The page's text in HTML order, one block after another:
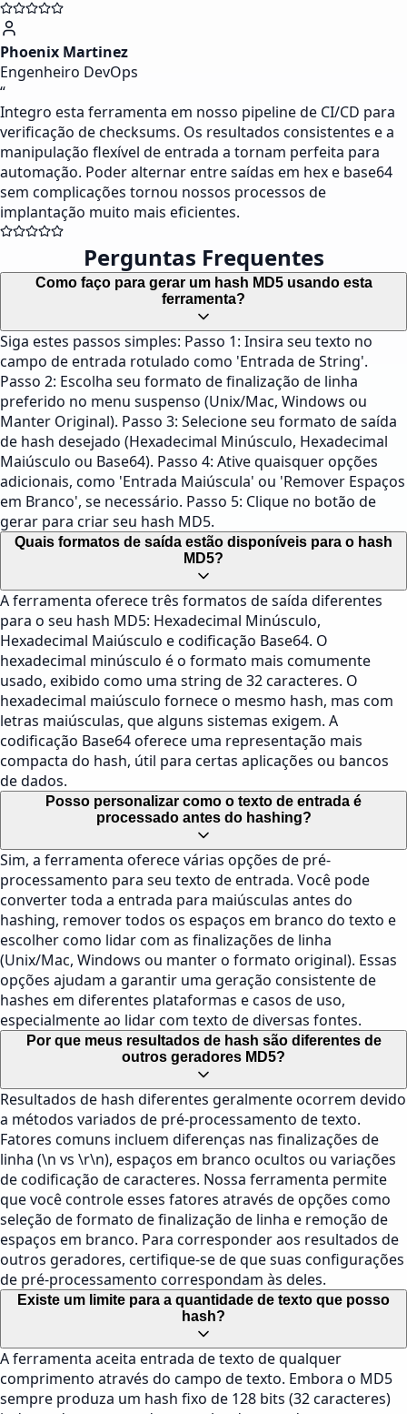
Phoenix Martinez
Engenheiro DevOps
“
Integro esta ferramenta em nosso pipeline de CI/CD para
verificação de checksums. Os resultados consistentes e a
manipulação flexível de entrada a tornam perfeita para
automação. Poder alternar entre saídas em hex e base64
sem complicações tornou nossos processos de
implantação muito mais eficientes.
Perguntas Frequentes
Como faço para gerar um hash MD5 usando esta
ferramenta?
Siga estes passos simples: Passo 1: Insira seu texto no
campo de entrada rotulado como 'Entrada de String'.
Passo 2: Escolha seu formato de finalização de linha
preferido no menu suspenso (Unix/Mac, Windows ou
Manter Original). Passo 3: Selecione seu formato de saída
de hash desejado (Hexadecimal Minúsculo, Hexadecimal
Maiúsculo ou Base64). Passo 4: Ative quaisquer opções
adicionais, como 'Entrada Maiúscula' ou 'Remover Espaços
em Branco', se necessário. Passo 5: Clique no botão de
gerar para criar seu hash MD5.
Quais formatos de saída estão disponíveis para o hash
MD5?
A ferramenta oferece três formatos de saída diferentes
para o seu hash MD5: Hexadecimal Minúsculo,
Hexadecimal Maiúsculo e codificação Base64. O
hexadecimal minúsculo é o formato mais comumente
usado, exibido como uma string de 32 caracteres. O
hexadecimal maiúsculo fornece o mesmo hash, mas com
letras maiúsculas, que alguns sistemas exigem. A
codificação Base64 oferece uma representação mais
compacta do hash, útil para certas aplicações ou bancos
de dados.
Posso personalizar como o texto de entrada é
processado antes do hashing?
Sim, a ferramenta oferece várias opções de pré-
processamento para seu texto de entrada. Você pode
converter toda a entrada para maiúsculas antes do
hashing, remover todos os espaços em branco do texto e
escolher como lidar com as finalizações de linha
(Unix/Mac, Windows ou manter o formato original). Essas
opções ajudam a garantir uma geração consistente de
hashes em diferentes plataformas e casos de uso,
especialmente ao lidar com texto de diversas fontes.
Por que meus resultados de hash são diferentes de
outros geradores MD5?
Resultados de hash diferentes geralmente ocorrem devido
a métodos variados de pré-processamento de texto.
Fatores comuns incluem diferenças nas finalizações de
linha (\n vs \r\n), espaços em branco ocultos ou variações
de codificação de caracteres. Nossa ferramenta permite
que você controle esses fatores através de opções como
seleção de formato de finalização de linha e remoção de
espaços em branco. Para corresponder aos resultados de
outros geradores, certifique-se de que suas configurações
de pré-processamento correspondam às deles.
Existe um limite para a quantidade de texto que posso
hash?
A ferramenta aceita entrada de texto de qualquer
comprimento através do campo de texto. Embora o MD5
sempre produza um hash fixo de 128 bits (32 caracteres)